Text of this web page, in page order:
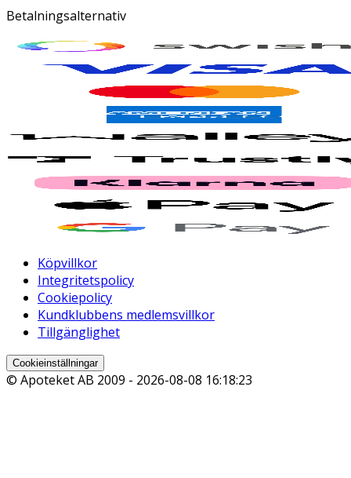
Betalningsalternativ
Köpvillkor
Integritetspolicy
Cookiepolicy
Kundklubbens medlemsvillkor
Tillgänglighet
Cookieinställningar
© Apoteket AB 2009 - 2026-08-08 16:18:23